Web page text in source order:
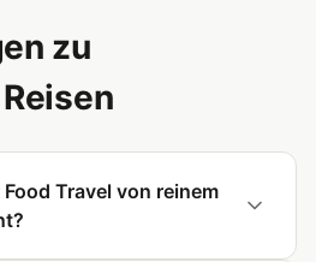
zu
Travel von reinem